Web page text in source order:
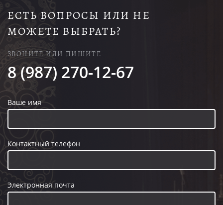
ЕСТЬ ВОПРОСЫ ИЛИ НЕ
МОЖЕТЕ ВЫБРАТЬ?
ЗВОНИТЕ ИЛИ ПИШИТЕ
8 (987) 270-12-67
Ваше имя
Контактный телефон
Электронная почта